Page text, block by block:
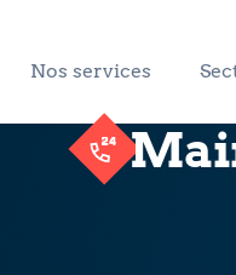
Nos services